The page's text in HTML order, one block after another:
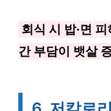
회식 시 밥·면
간 부담이 뱃살